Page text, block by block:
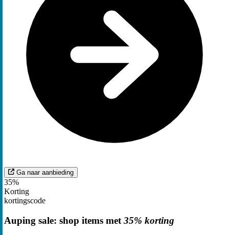
Ga naar aanbieding
35%
Korting
kortingscode
Auping sale: shop items met 35% korting